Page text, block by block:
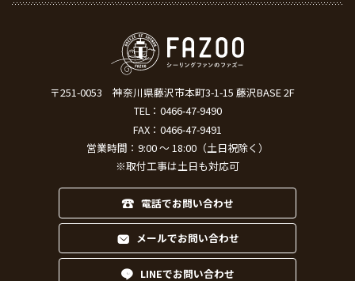
〒251-0053
神奈川県藤沢市本町3-1-15 藤沢BASE 2F
TEL： 0466-47-9490
FAX：0466-47-9491
営業時間：9:00 ～ 18:00（土日祝除く）
※取付工事は土日も対応可
電話でお問い合わせ
メールでお問い合わせ
LINEでお問い合わせ